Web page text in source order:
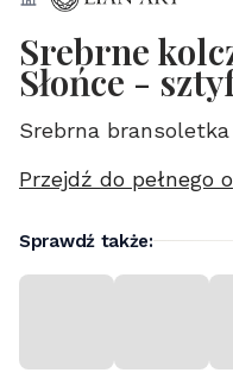
Srebrne
Słońce -
Srebrna
Przejdź do pełnego
Sprawdź także: